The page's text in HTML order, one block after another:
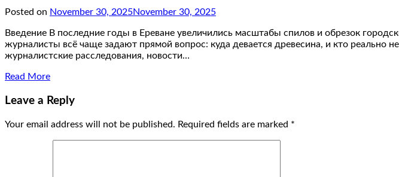
Posted on November 30, 2025November 30, 2025
Введение В последние годы в Ереване увеличились масштабы спилов и обрезок
журналисты всё чаще задают прямой вопрос: куда девается древесина, и кто реально
журналистские расследования, новости…
Read More
Leave a Reply
Your email address will not be published. Required fields are marked *